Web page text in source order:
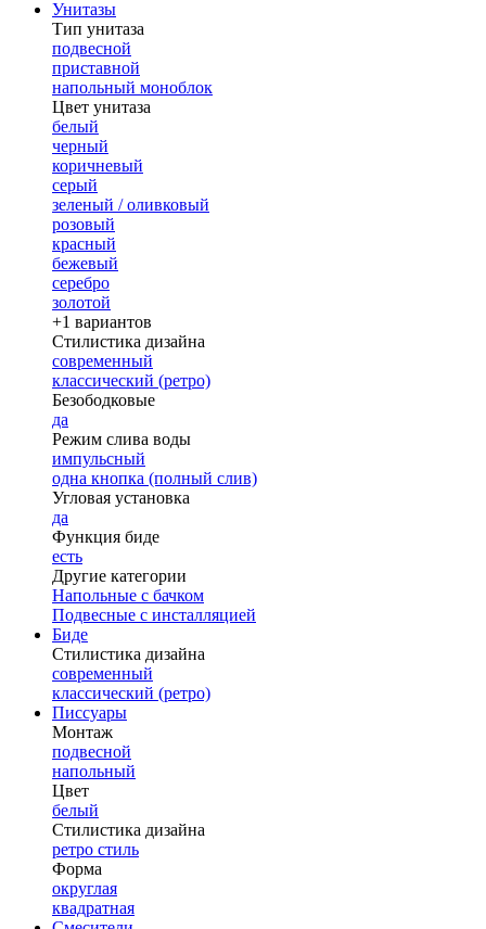
Унитазы
Тип унитаза
подвесной
приставной
напольный моноблок
Цвет унитаза
белый
черный
коричневый
серый
зеленый / оливковый
розовый
красный
бежевый
серебро
золотой
+1 вариантов
Стилистика дизайна
современный
классический (ретро)
Безободковые
да
Режим слива воды
импульсный
одна кнопка (полный слив)
Угловая установка
да
Функция биде
есть
Другие категории
Напольные с бачком
Подвесные с инсталляцией
Биде
Стилистика дизайна
современный
классический (ретро)
Писсуары
Монтаж
подвесной
напольный
Цвет
белый
Стилистика дизайна
ретро стиль
Форма
округлая
квадратная